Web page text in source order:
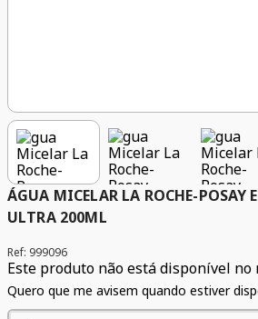
ÁGUA MICELAR LA ROCHE-POSAY
ULTRA 200ML
Ref: 999096
Este produto não está disponível no
Quero que me avisem quando estiver